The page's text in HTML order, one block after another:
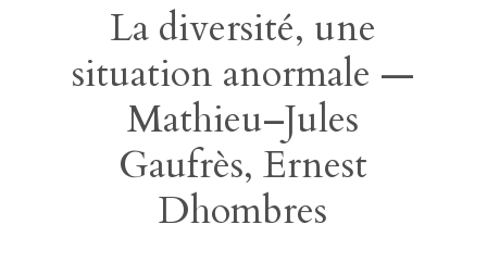
La diversité, une
situation anormale —
Mathieu–Jules
Gaufrès, Ernest
Dhombres